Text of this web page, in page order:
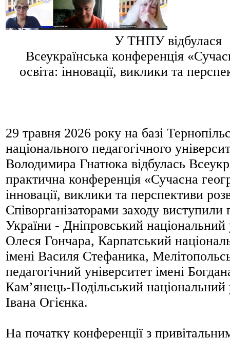
У ТНПУ відбулася
Всеукраїнська конференція
освіта: інновації, виклики та
29 травня 2026 року на базі
національного педагогічного
Володимира Гнатюка відбулась
практична конференція «Сучасна
інновації, виклики та перспективи
Співорганізаторами заходу виступили
України - Дніпровський національний
Олеся Гончара, Карпатський
імені Василя Стефаника,
педагогічний університет імені
Кам’янець-Подільський національний
Івана Огієнка.
На початку конференції з